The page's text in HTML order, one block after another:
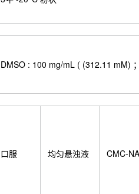
DMSO : 100 mg/mL ( (312.11 mM)
口服 均匀悬浊液 CMC-NA